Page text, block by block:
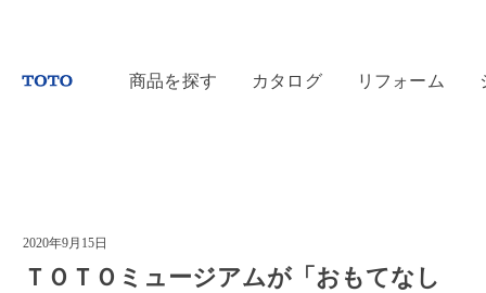
商品を探す カタログ リフォーム
2020年9月15日
ＴＯＴＯミュージアムが「おもてなし